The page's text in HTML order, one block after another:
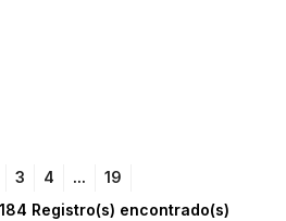
3 4 ... 19
Registro(s) encontrado(s)